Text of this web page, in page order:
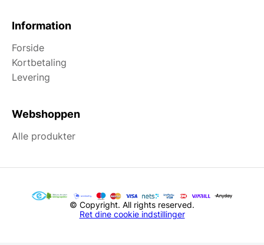
Information
Forside
Kortbetaling
Levering
Webshoppen
Alle produkter
© Copyright. All rights reserved.
Ret dine cookie indstillinger